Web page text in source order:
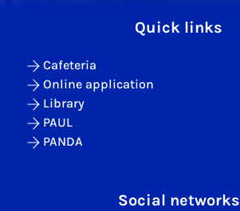
Quick links
Cafeteria
Online application
Library
PAUL
PANDA
Social networks